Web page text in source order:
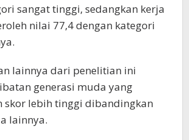
sangat tinggi, sedangkan kerja
nilai 77,4 dengan kategori
lainnya dari penelitian ini
generasi muda yang
skor lebih tinggi dibandingkan
lainnya.